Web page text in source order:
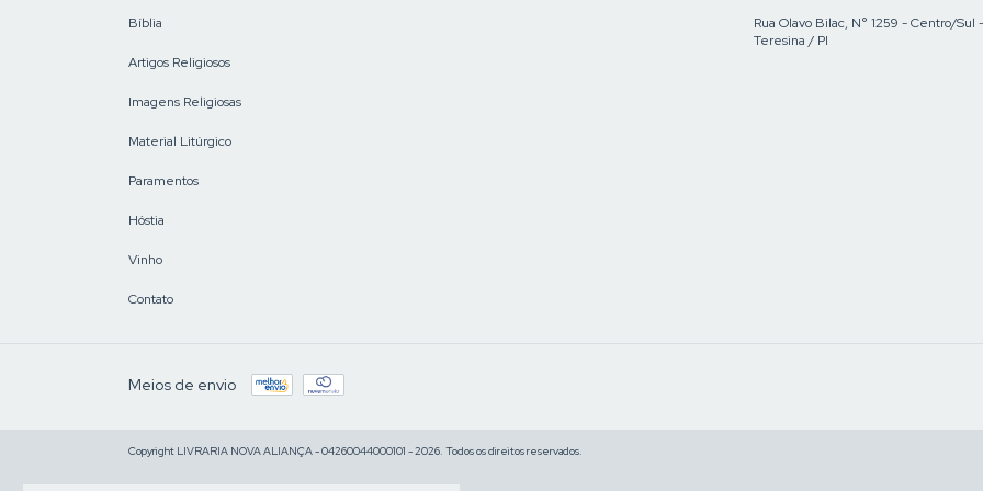
Bíblia
Artigos Religiosos
Imagens Religiosas
Material Litúrgico
Paramentos
Hóstia
Vinho
Contato
Rua Olavo Bilac, N° 1259 - Centro/Sul -
Teresina / PI
Meios de envio
Copyright LIVRARIA NOVA ALIANÇA - 04260044000101 - 2026. Todos os direitos reservados.